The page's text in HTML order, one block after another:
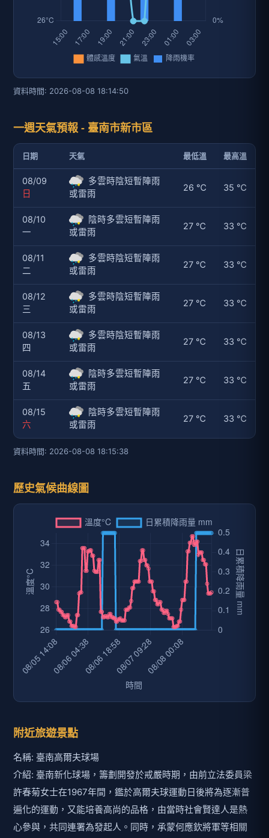
資料時間: 2026-08-08 18:14:50
一週天氣預報 - 臺南市新市區
日期 天氣 最低溫 最高溫
08/09
日
多雲時陰短暫陣雨
或雷雨
26 ℃ 35 ℃
08/10
一
陰時多雲短暫陣雨
或雷雨
27 ℃ 33 ℃
08/11
二
多雲時陰短暫陣雨
或雷雨
27 ℃ 33 ℃
08/12
三
多雲時陰短暫陣雨
或雷雨
27 ℃ 33 ℃
08/13
四
多雲時陰短暫陣雨
或雷雨
27 ℃ 33 ℃
08/14
五
陰時多雲短暫陣雨
或雷雨
27 ℃ 33 ℃
08/15
六
陰時多雲短暫陣雨
或雷雨
27 ℃ 33 ℃
資料時間: 2026-08-08 18:15:38
歷史氣候曲線圖
附近旅遊景點
名稱: 臺南高爾夫球場
介紹: 臺南新化球場，籌劃開發於戒嚴時期，由前立法委員梁
許春菊女士在1967年間，鑑於高爾夫球運動日後將為逐漸普
遍化的運動，又能培養高尚的品格，由當時社會賢達人是熱
心參與，共同連署為發起人。同時，承蒙何應欽將軍等相關